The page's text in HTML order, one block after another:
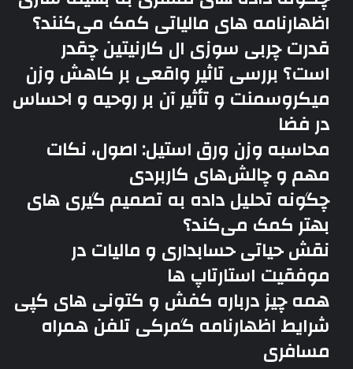
اظهارنامه های مالیاتی کمک می‌کنند؟
قدرت چربی سوزی ال کارنیتین چقدر
است؟ بررسی تاثیر واقعی بر کاهش وزن
میکروسمنت و تأثیر آن بر روحیه و احساس
در فضا
محاسبه وزن ورق استیل: اصول، نکات
مهم و چالش‌های کاربردی
چگونه تحلیل داده به تصمیم گیری های
بهتر کمک می‌کند؟
نقش حیاتی حسابداری و مالیات در
موفقیت استارتاپ ها
همه چیز درباره کفش و کتونی های کپی
شرایط اظهارنامه گمرکی تلفن همراه
مسافری